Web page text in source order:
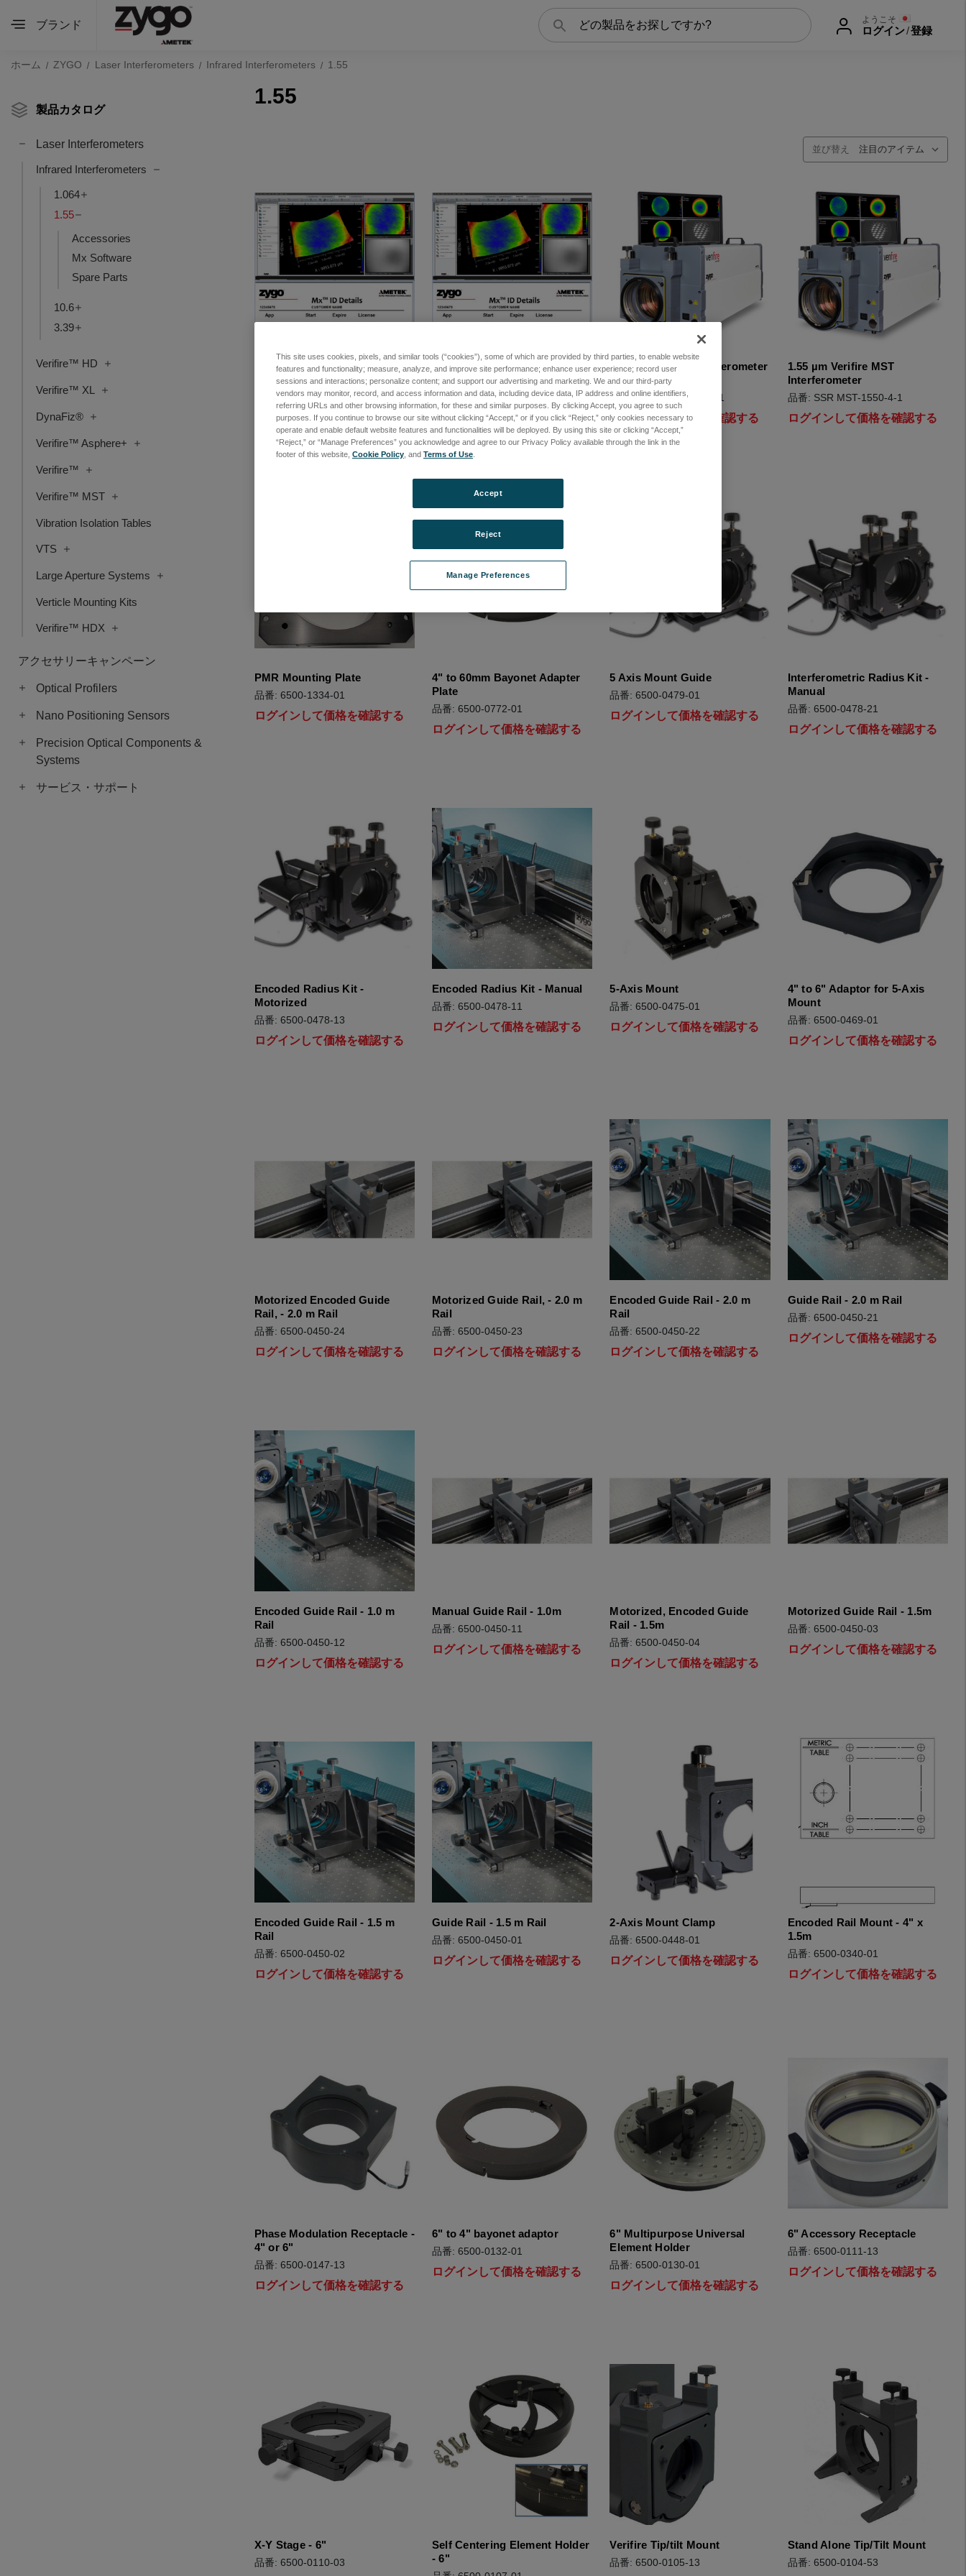
ブランド
検
索
ようこそ
ログイン/登録
ホーム ZYGO Laser Interferometers Infrared Interferometers 1.55
製品カタログ
Laser Interferometers
Infrared Interferometers
1.064
1.55
Accessories
Mx Software
Spare Parts
10.6
3.39
Verifire™ HD
Verifire™ XL
DynaFiz®
Verifire™ Asphere+
Verifire™
Verifire™ MST
Vibration Isolation Tables
VTS
Large Aperture Systems
Verticle Mounting Kits
Verifire™ HDX
アクセサリーキャンペーン
Optical Profilers
Nano Positioning Sensors
Precision Optical Components &
Systems
サービス・サポート
1.55
並び替え
Mx License, Minor Upgrade
品番: 6202-9901-37
ログインして価格を確認する
Mx License, Major Upgrade
品番: 6202-9901-38
ログインして価格を確認する
1.55 µm Verifire Interferometer
with 6 in. Aperture
品番: SSR MST-1550-6-1
ログインして価格を確認する
1.55 µm Verifire MST
Interferometer
品番: SSR MST-1550-4-1
ログインして価格を確認する
PMR Mounting Plate
品番: 6500-1334-01
ログインして価格を確認する
4" to 60mm Bayonet Adapter
Plate
品番: 6500-0772-01
ログインして価格を確認する
5 Axis Mount Guide
品番: 6500-0479-01
ログインして価格を確認する
Interferometric Radius Kit -
Manual
品番: 6500-0478-21
ログインして価格を確認する
Encoded Radius Kit -
Motorized
品番: 6500-0478-13
ログインして価格を確認する
Encoded Radius Kit - Manual
品番: 6500-0478-11
ログインして価格を確認する
5-Axis Mount
品番: 6500-0475-01
ログインして価格を確認する
4" to 6" Adaptor for 5-Axis
Mount
品番: 6500-0469-01
ログインして価格を確認する
Motorized Encoded Guide
Rail, - 2.0 m Rail
品番: 6500-0450-24
ログインして価格を確認する
Motorized Guide Rail, - 2.0 m
Rail
品番: 6500-0450-23
ログインして価格を確認する
Encoded Guide Rail - 2.0 m
Rail
品番: 6500-0450-22
ログインして価格を確認する
Guide Rail - 2.0 m Rail
品番: 6500-0450-21
ログインして価格を確認する
Encoded Guide Rail - 1.0 m
Rail
品番: 6500-0450-12
ログインして価格を確認する
Manual Guide Rail - 1.0m
品番: 6500-0450-11
ログインして価格を確認する
Motorized, Encoded Guide
Rail - 1.5m
品番: 6500-0450-04
ログインして価格を確認する
Motorized Guide Rail - 1.5m
品番: 6500-0450-03
ログインして価格を確認する
Encoded Guide Rail - 1.5 m
Rail
品番: 6500-0450-02
ログインして価格を確認する
Guide Rail - 1.5 m Rail
品番: 6500-0450-01
ログインして価格を確認する
2-Axis Mount Clamp
品番: 6500-0448-01
ログインして価格を確認する
Encoded Rail Mount - 4" x
1.5m
品番: 6500-0340-01
ログインして価格を確認する
Phase Modulation Receptacle -
4" or 6"
品番: 6500-0147-13
ログインして価格を確認する
6" to 4" bayonet adaptor
品番: 6500-0132-01
ログインして価格を確認する
6" Multipurpose Universal
Element Holder
品番: 6500-0130-01
ログインして価格を確認する
6" Accessory Receptacle
品番: 6500-0111-13
ログインして価格を確認する
X-Y Stage - 6"
品番: 6500-0110-03
Self Centering Element Holder
- 6"
Verifire Tip/tilt Mount
品番: 6500-0105-13
Stand Alone Tip/Tilt Mount
品番: 6500-0104-53
This site uses cookies, pixels, and similar tools (“cookies”), some of which are provided by third parties, to enable website
features and functionality; measure, analyze, and improve site performance; enhance user experience; record user
sessions and interactions; personalize content; and support our advertising and marketing. We and our third-party
vendors may monitor, record, and access information and data, including device data, IP address and online identifiers,
referring URLs and other browsing information, for these and similar purposes. By clicking Accept, you agree to such
purposes. If you continue to browse our site without clicking “Accept,” or if you click “Reject,” only cookies necessary to
operate and enable default website features and functionalities will be deployed. By using this site or clicking “Accept,”
“Reject,” or “Manage Preferences” you acknowledge and agree to our Privacy Policy available through the link in the
footer of this website, Cookie Policy , and Terms of Use
Manage Preferences
Reject
Accept